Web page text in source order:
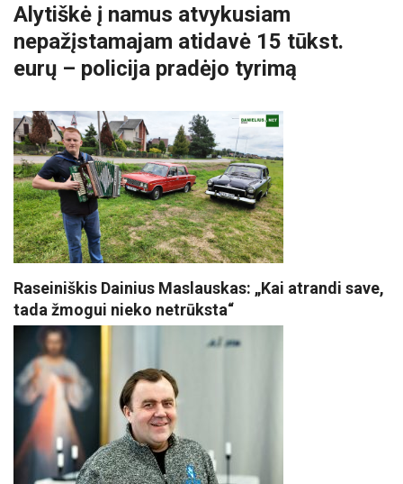
Alytiškė į namus atvykusiam
nepažįstamajam atidavė 15 tūkst.
eurų – policija pradėjo tyrimą
Raseiniškis Dainius Maslauskas: „Kai atrandi save,
tada žmogui nieko netrūksta“